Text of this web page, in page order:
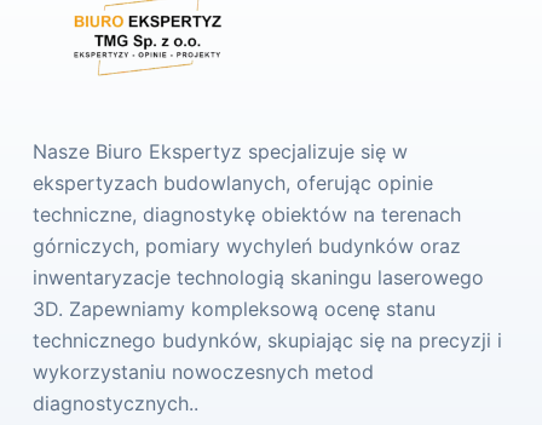
Nasze Biuro Ekspertyz specjalizuje się w
ekspertyzach budowlanych, oferując opinie
techniczne, diagnostykę obiektów na terenach
górniczych, pomiary wychyleń budynków oraz
inwentaryzacje technologią skaningu laserowego
3D. Zapewniamy kompleksową ocenę stanu
technicznego budynków, skupiając się na precyzji i
wykorzystaniu nowoczesnych metod
diagnostycznych..